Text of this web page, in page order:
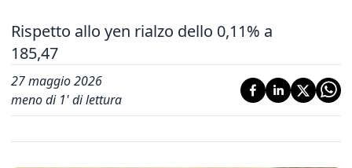
Rispetto allo yen rialzo dello 0,11% a
185,47
27 maggio 2026
meno di 1' di lettura